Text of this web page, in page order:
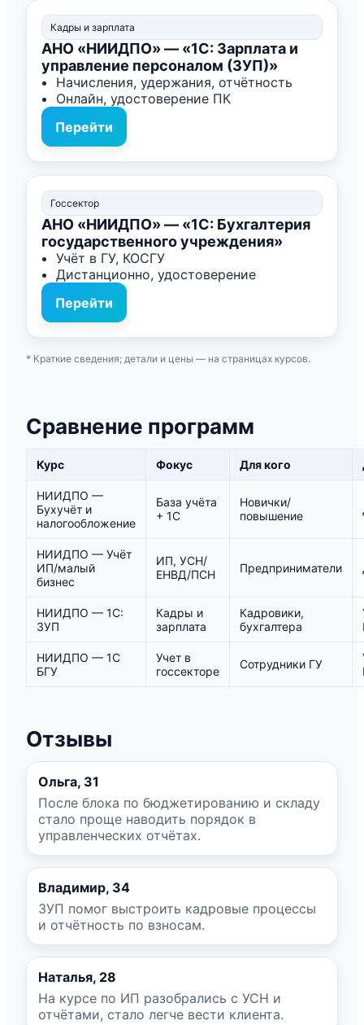
Кадры и зарплата
АНО «НИИДПО» — «1С: Зарплата и
управление персоналом (ЗУП)»
Начисления, удержания, отчётность
Онлайн, удостоверение ПК
Перейти
Госсектор
АНО «НИИДПО» — «1С: Бухгалтерия
государственного учреждения»
Учёт в ГУ, КОСГУ
Дистанционно, удостоверение
Перейти
* Краткие сведения; детали и цены — на страницах курсов.
Сравнение программ
Курс Фокус Для кого
НИИДПО —
Бухучёт и
налогообложение
База учёта
+ 1С
Новички/
повышение
НИИДПО — Учёт
ИП/малый
бизнес
ИП, УСН/
ЕНВД/ПСН
Предприниматели
НИИДПО — 1С:
ЗУП
Кадры и
зарплата
Кадровики,
бухгалтера
НИИДПО — 1С
БГУ
Учет в
госсекторе
Сотрудники ГУ
Отзывы
Ольга, 31
После блока по бюджетированию и складу
стало проще наводить порядок в
управленческих отчётах.
Владимир, 34
ЗУП помог выстроить кадровые процессы
и отчётность по взносам.
Наталья, 28
На курсе по ИП разобрались с УСН и
отчётами, стало легче вести клиента.